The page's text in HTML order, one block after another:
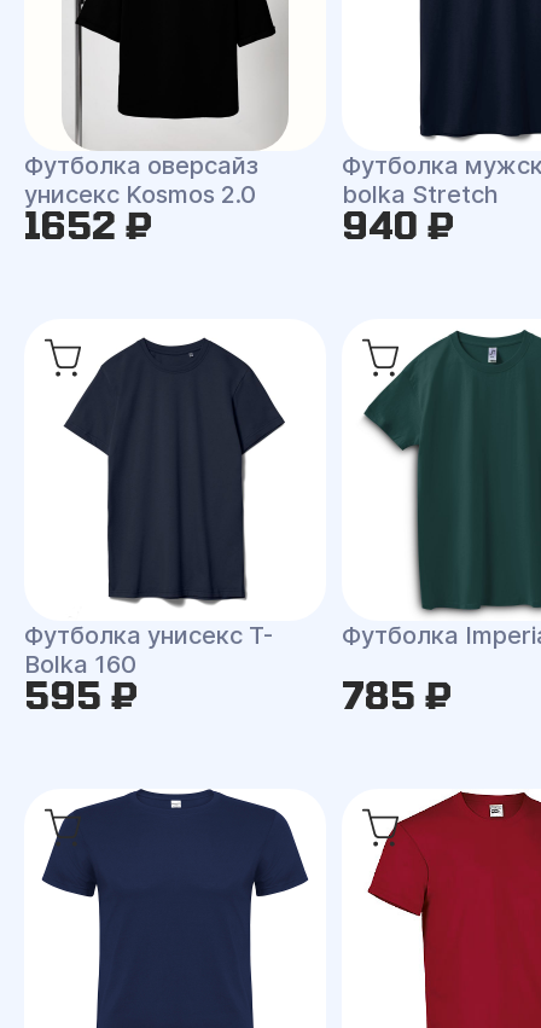
Футболка оверсайз
унисекс Kosmos 2.0
1652 ₽
Футболка
bolka Stretch
940 ₽
Футболка унисекс T-
Bolka 160
595 ₽
Футболка
785 ₽